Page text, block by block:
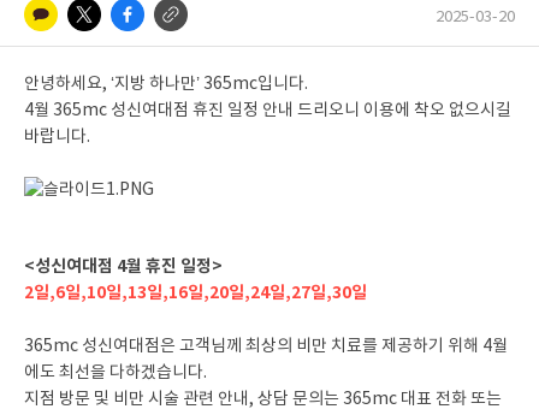
2025-03-20
안녕하세요, ‘지방 하나만’ 365mc입니다.
4월 365mc 성신여대점 휴진 일정 안내 드리오니 이용에 착오 없으시길
바랍니다.
<성신여대점 4월 휴진 일정>
2일,6일,10일,13일,16일,20일,24일,27일,30일
365mc 성신여대점은 고객님께 최상의 비만 치료를 제공하기 위해 4월
에도 최선을 다하겠습니다.
지점 방문 및 비만 시술 관련 안내, 상담 문의는 365mc 대표 전화 또는